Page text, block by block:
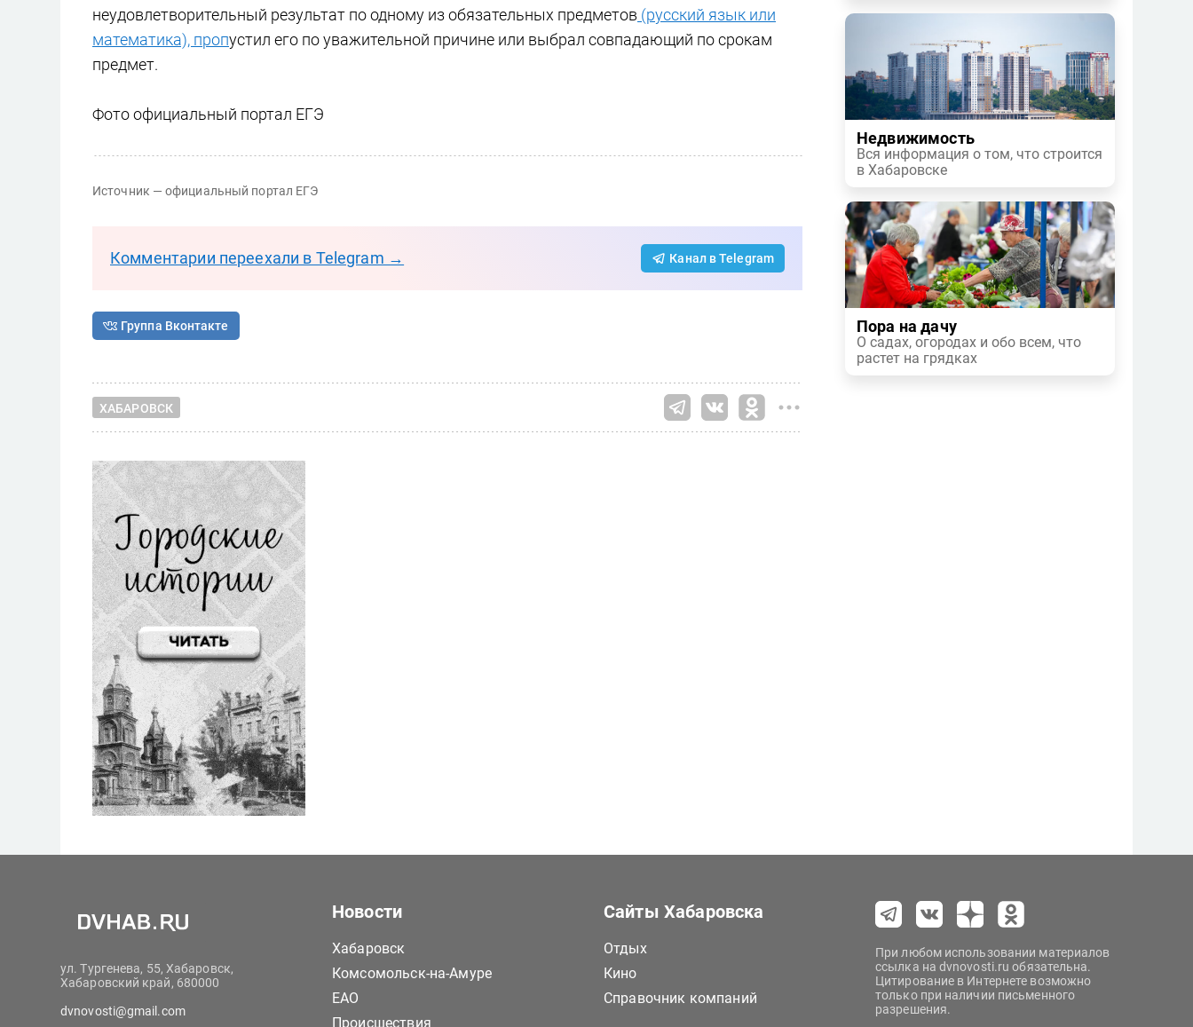
неудовлетворительный результат по одному из обязательных предметов (русский язык или
математика), пропустил его по уважительной причине или выбрал совпадающий по срокам
предмет.
Фото официальный портал ЕГЭ
Источник — официальный портал ЕГЭ
Комментарии переехали в Telegram → Канал в Telegram
Группа Вконтакте
ХАБАРОВСК
Недвижимость
Вся информация о том, что строится
в Хабаровске
Пора на дачу
О садах, огородах и обо всем, что
растет на грядках
ул. Тургенева, 55, Хабаровск,
Хабаровский край, 680000
dvnovosti@gmail.com
Новости
Хабаровск
Комсомольск-на-Амуре
ЕАО
Происшествия
Сайты Хабаровска
Отдых
Кино
Справочник компаний
При любом использовании материалов
ссылка на dvnovosti.ru обязательна.
Цитирование в Интернете возможно
только при наличии письменного
разрешения.